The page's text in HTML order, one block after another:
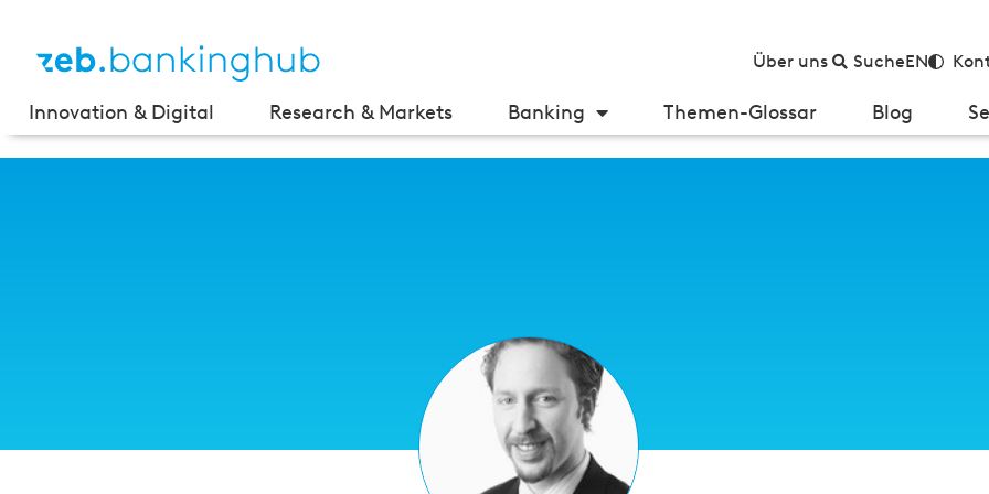
Über uns SucheEN
Innovation & Digital Research & Markets Banking Themen-Glossar Blog